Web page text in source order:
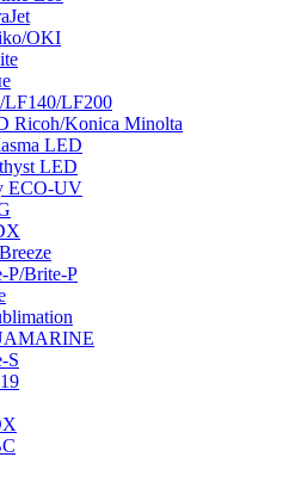
OKI
LF140/LF200
Ricoh/Konica Minolta
LED
LED
ECO-UV
P/Brite-P
S